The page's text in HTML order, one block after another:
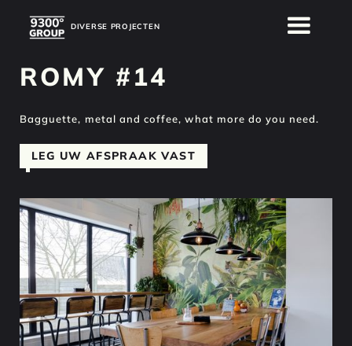
DIVERSE PROJECTEN
DIVERSE PROJECTEN
ROMY #14
Bagguette, metal and coffee, what more do you need.
LEG UW AFSPRAAK VAST